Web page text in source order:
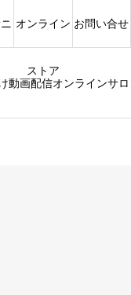
動画配信オンラインサ
オンライン
ストア
お問い合せ